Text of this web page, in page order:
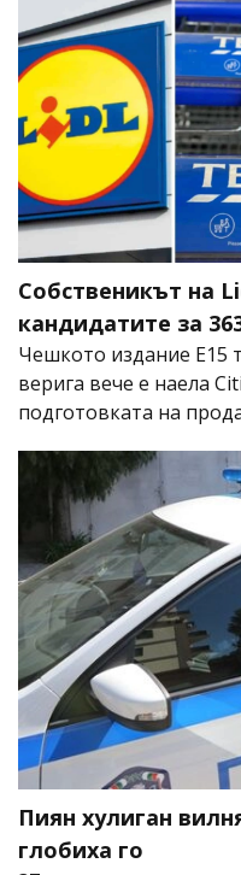
Собственикът на
кандидатите за
Чешкото издание E15
верига вече е наела
подготовката на
Пиян хулиган
глобиха го